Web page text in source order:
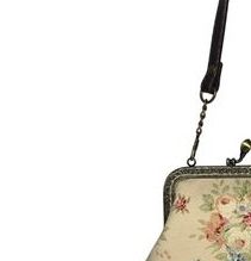
Akciós termékek
Neszeszerek
Szemüvegtokok